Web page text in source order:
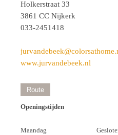
Holkerstraat 33
3861 CC Nijkerk
033-2451418
www.jurvandebeek.nl
Route
Openingstijden
Maandag